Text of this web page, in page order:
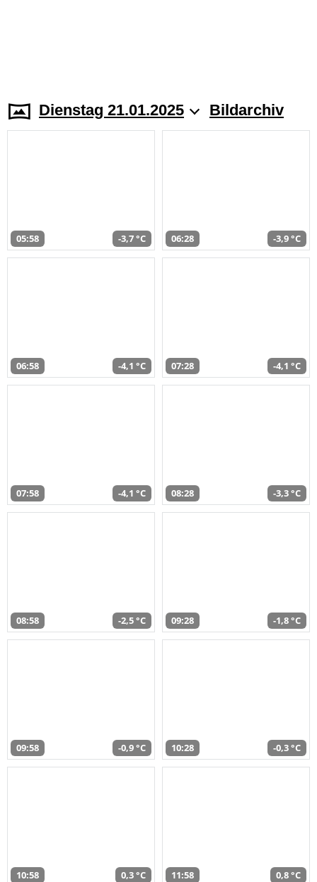
Dienstag 21.01.2025 Bildarchiv
05:58 -3,7 °C 06:28 -3,9 °C
06:58 -4,1 °C 07:28 -4,1 °C
07:58 -4,1 °C 08:28 -3,3 °C
08:58 -2,5 °C 09:28 -1,8 °C
09:58 -0,9 °C 10:28 -0,3 °C
10:58 0,3 °C 11:58 0,8 °C